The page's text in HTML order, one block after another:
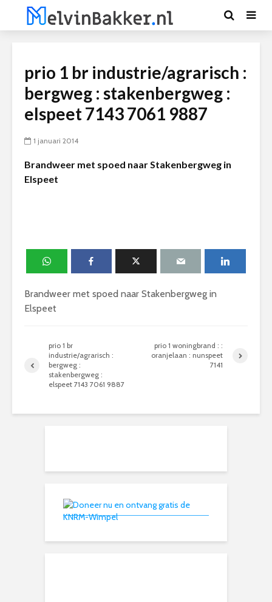
prio 1 br industrie/agrarisch :
bergweg : stakenbergweg :
elspeet 7143 7061 9887
1 januari 2014
Brandweer met spoed naar Stakenbergweg in
Elspeet
Brandweer met spoed naar Stakenbergweg in
Elspeet
prio 1 br
industrie/agrarisch :
bergweg :
stakenbergweg :
elspeet 7143 7061 9887
prio 1 woningbrand : :
oranjelaan : nunspeet
7141